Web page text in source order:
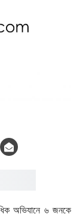
অভিযানে ৬ জনকে